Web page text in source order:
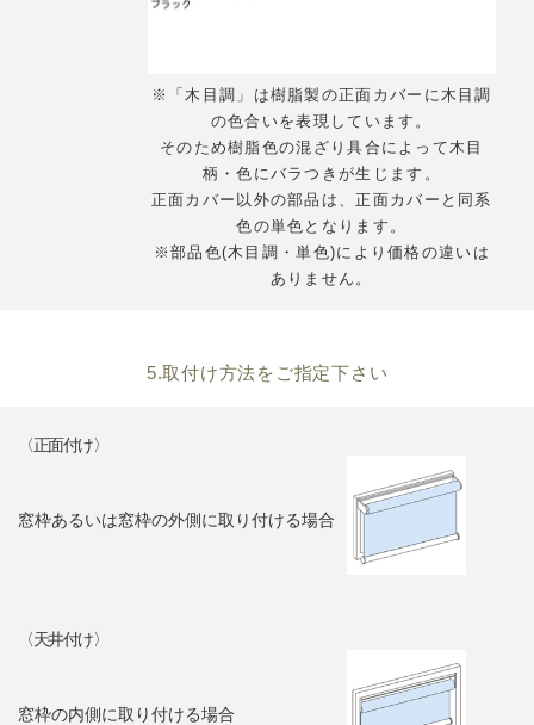
※「木目調」は樹脂製の正面カバーに木目調
の色合いを表現しています。
そのため樹脂色の混ざり具合によって木目
柄・色にバラつきが生じます。
正面カバー以外の部品は、正面カバーと同系
色の単色となります。
※部品色(木目調・単色)により価格の違いは
ありません。
5.取付け方法をご指定下さい
〈正面付け〉
窓枠あるいは窓枠の外側に取り付ける場合
〈天井付け〉
窓枠の内側に取り付ける場合